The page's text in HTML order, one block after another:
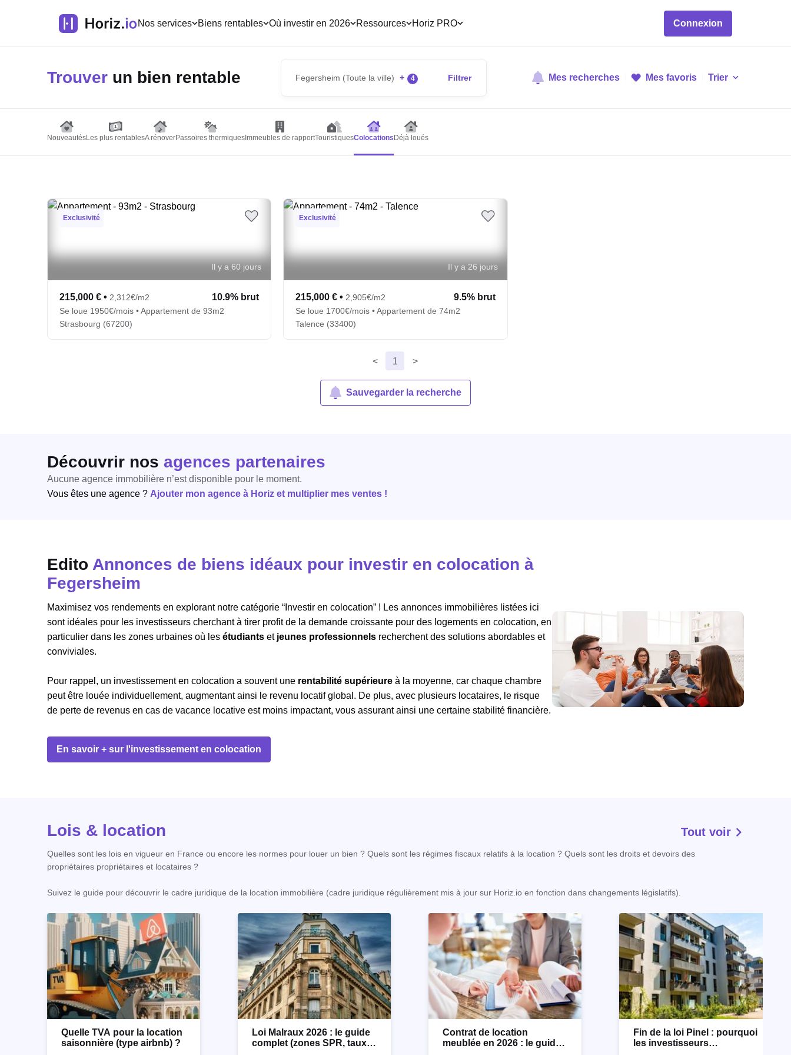
Nos services Biens rentables Où investir en 2026 Ressources Horiz PRO Connexion
Trouver un bien rentable Fegersheim (Toute la ville) + 4 Filtrer Mes recherches Mes favoris Trier
NouveautésLes plus rentablesA rénoverPassoires thermiques Immeubles de rapportTouristiquesColocations Déjà loués
Exclusivité
Il y a 60 jours
215,000 € • 2,312€/m2 10.9% brut
Se loue 1950€/mois • Appartement de 93m2
Strasbourg (67200)
Exclusivité
Il y a 26 jours
215,000 € • 2,905€/m2 9.5% brut
Se loue 1700€/mois • Appartement de 74m2
Talence (33400)
< 1 >
Sauvegarder la recherche
Découvrir nos agences partenaires
Aucune agence immobilière n’est disponible pour le moment.
Vous êtes une agence ? Ajouter mon agence à Horiz et multiplier mes ventes !
Edito Annonces de biens idéaux pour investir en colocation à
Fegersheim
Maximisez vos rendements en explorant notre catégorie “Investir en colocation” ! Les annonces immobilières listées ici
sont idéales pour les investisseurs cherchant à tirer profit de la demande croissante pour des logements en colocation, en
particulier dans les zones urbaines où les étudiants et jeunes professionnels recherchent des solutions abordables et
conviviales.
Pour rappel, un investissement en colocation a souvent une rentabilité supérieure à la moyenne, car chaque chambre
peut être louée individuellement, augmentant ainsi le revenu locatif global. De plus, avec plusieurs locataires, le risque
de perte de revenus en cas de vacance locative est moins impactant, vous assurant ainsi une certaine stabilité financière.
En savoir + sur l'investissement en colocation
Lois & location Tout voir
Quelles sont les lois en vigueur en France ou encore les normes pour louer un bien ? Quels sont les régimes fiscaux relatifs à la location ? Quels sont les droits et devoirs des
propriétaires propriétaires et locataires ?
Suivez le guide pour découvrir le cadre juridique de la location immobilière (cadre juridique régulièrement mis à jour sur Horiz.io en fonction dans changements législatifs).
Quelle TVA pour la location
saisonnière (type airbnb) ?
Loi Malraux 2026 : le guide
complet (zones SPR, taux,
Contrat de location
meublée en 2026 : le guide
Fin de la loi Pinel : pourquoi
les investisseurs